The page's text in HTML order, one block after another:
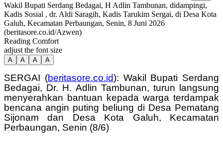
Wakil Bupati Serdang Bedagai, H Adlin Tambunan, didampingi,
Kadis Sosial , dr. Aldi Saragih, Kadis Tarukim Sergai, di Desa Kota
Galuh, Kecamatan Perbaungan, Senin, 8 Juni 2026
(beritasore.co.id/Azwen)
Reading Comfort
adjust the font size
A A A A
SERGAI (beritasore.co.id): Wakil Bupati Serdang
Bedagai, Dr. H. Adlin Tambunan, turun langsung
menyerahkan bantuan kepada warga terdampak
bencana angin puting beliung di Desa Pematang
Sijonam dan Desa Kota Galuh, Kecamatan
Perbaungan, Senin (8/6)